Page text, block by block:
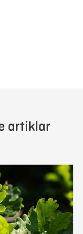
artiklar